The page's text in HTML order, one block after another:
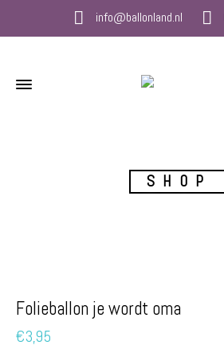
info@ballonland.nl
SHOP
Folieballon je wordt oma
€3,95